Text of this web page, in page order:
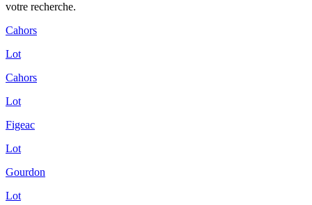
votre recherche.
Cahors
Lot
Cahors
Lot
Figeac
Lot
Gourdon
Lot